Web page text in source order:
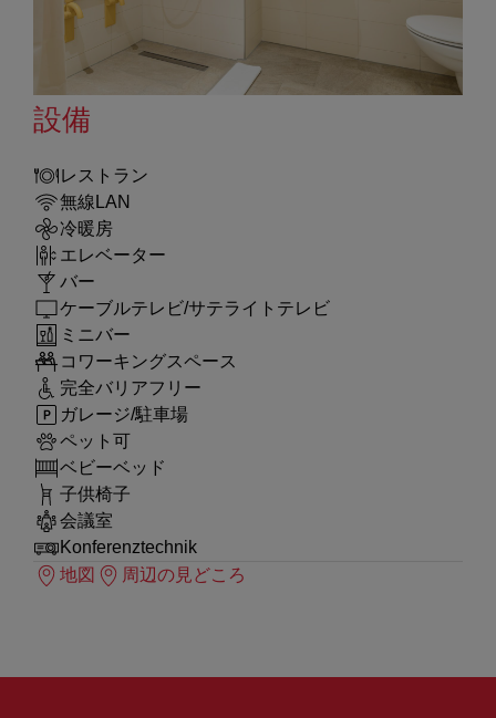
設備
レストラン
無線LAN
冷暖房
エレベーター
バー
ケーブルテレビ/サテライトテレビ
ミニバー
コワーキングスペース
完全バリアフリー
ガレージ/駐車場
ペット可
ベビーベッド
子供椅子
会議室
Konferenztechnik
地図
周辺の見どころ